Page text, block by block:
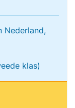
Nederland,
klas)